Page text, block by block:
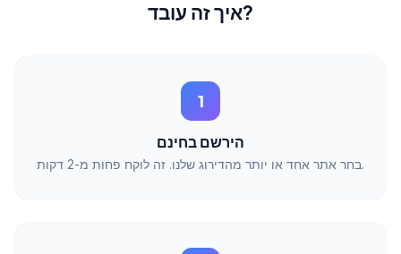
איך זה עובד?
1
הירשם בחינם
בחר אתר אחד או יותר מהדירוג שלנו. זה לוקח פחות מ-2 דקות.